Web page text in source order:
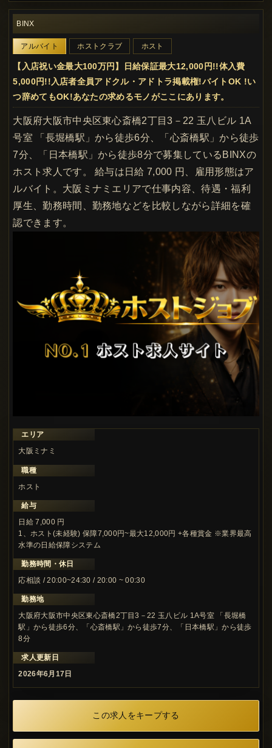
BINX
アルバイト ホストクラブ ホスト
【入店祝い金最大100万円】日給保証最大12,000円!!体入費
5,000円!!入店者全員アドクル・アドトラ掲載権!バイトOK !い
つ辞めてもOK!あなたの求めるモノがここにあります。
大阪府大阪市中央区東心斎橋2丁目3－22 玉八ビル 1A
号室 「長堀橋駅」から徒歩6分、「心斎橋駅」から徒歩
7分、「日本橋駅」から徒歩8分で募集しているBINXの
ホスト求人です。 給与は日給 7,000 円、雇用形態はア
ルバイト。大阪ミナミエリアで仕事内容、待遇・福利
厚生、勤務時間、勤務地などを比較しながら詳細を確
認できます。
エリア
大阪ミナミ
職種
ホスト
給与
日給 7,000 円
1、ホスト(未経験) 保障7,000円~最大12,000円 +各種賞金 ※業界最高
水準の日給保障システム
勤務時間・休日
応相談 / 20:00~24:30 / 20:00 ~ 00:30
勤務地
大阪府大阪市中央区東心斎橋2丁目3－22 玉八ビル 1A号室 「長堀橋
駅」から徒歩6分、「心斎橋駅」から徒歩7分、「日本橋駅」から徒歩
8分
求人更新日
2026年6月17日
この求人をキープする